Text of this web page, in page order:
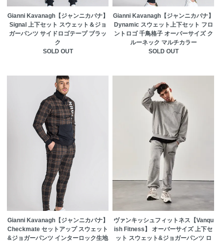
Gianni Kavanagh【ジャンニカバナ】
Signal 上下セット スウェット＆ジョ
ガーパンツ サイドロゴテープ ブラッ
ク
SOLD OUT
Gianni Kavanagh【ジャンニカバナ】
Dynamic スウェット上下セット フロ
ントロゴ 千鳥格子 オーバーサイズ ク
ルーネック マルチカラー
SOLD OUT
Gianni Kavanagh【ジャンニカバナ】
Checkmate セットアップ スウェット
&ジョガーパンツ インターロック生地
ヴァンキッシュフィットネス【Vanqu
ish Fitness】 オーバーサイズ 上下セ
ット スウェット&ジョガーパンツ ロ